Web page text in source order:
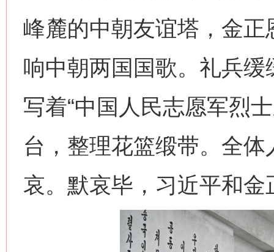
峰麓的中朝友谊塔，金
响中朝两国国歌。礼兵
写着“中国人民志愿军烈
台，整理花篮缎带。全
哀。默哀毕，习近平和